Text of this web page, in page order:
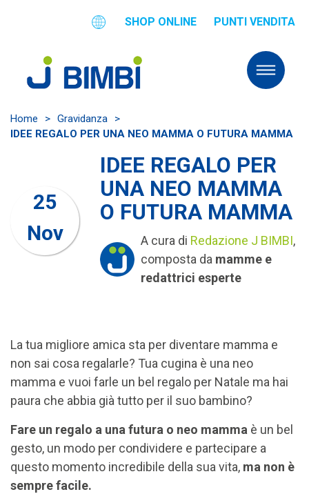
SHOP ONLINE PUNTI VENDITA
Home > Gravidanza
>
IDEE REGALO PER UNA NEO MAMMA O FUTURA MAMMA
25
Nov
IDEE REGALO PER
UNA NEO MAMMA
O FUTURA MAMMA
A cura di Redazione J BIMBI,
composta da mamme e
redattrici esperte
La tua migliore amica sta per diventare mamma e
non sai cosa regalarle? Tua cugina è una neo
mamma e vuoi farle un bel regalo per Natale ma hai
paura che abbia già tutto per il suo bambino?
Fare un regalo a una futura o neo mamma è un bel
gesto, un modo per condividere e partecipare a
questo momento incredibile della sua vita, ma non è
sempre facile.